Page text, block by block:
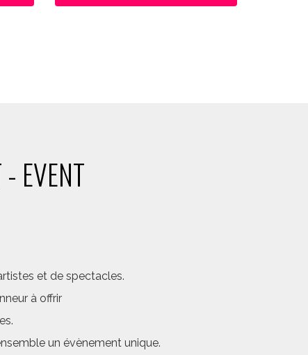
EVENT
et de spectacles.
à offrir
un évènement unique.